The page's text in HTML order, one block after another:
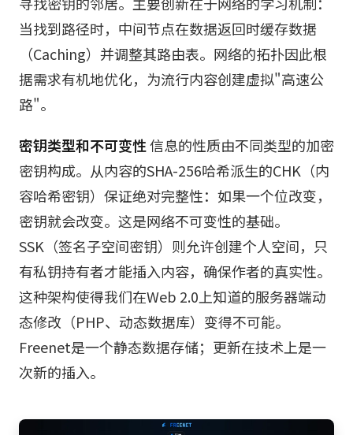
当找到路径时，中间节点在数据返回时缓存数据
（Caching）并调整其路由表。网络的拓扑因此根
据需求有机地优化，为流行内容创建虚拟"高速公
路"。
密钥类型和不可变性信息的性质由不同类型的加密
密钥构成。从内容的SHA-256哈希派生的CHK（内
容哈希密钥）保证绝对完整性：如果一个位改变，
密钥就会改变。这是网络不可变性的基础。
SSK（签名子空间密钥）则允许创建个人空间，只
有私钥持有者才能插入内容，确保作者的真实性。
这种架构使得我们在Web 2.0上知道的服务器端动
态修改（PHP、动态数据库）变得不可能。
Freenet是一个静态数据存储；更新在技术上是一
次新的插入。